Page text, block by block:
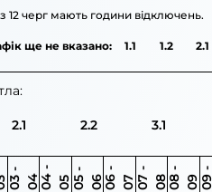
12 черг мають години відключень.
ще не вказано: 1.1 1.2 2.1
2.1 2.2 3.1
0 3
-
0 4 0 4
-
0 5 0 5
-
0 6 0 6
-
0 7 0 7
-
0 8 0 8
-
0 9 0
9
-
1